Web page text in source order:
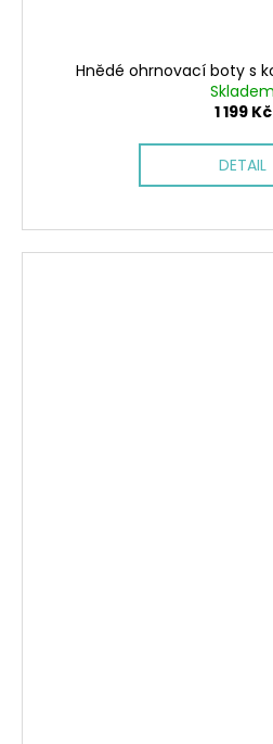
Hnědé ohrnovací boty s
Skladem
1 199 Kč
DETAIL